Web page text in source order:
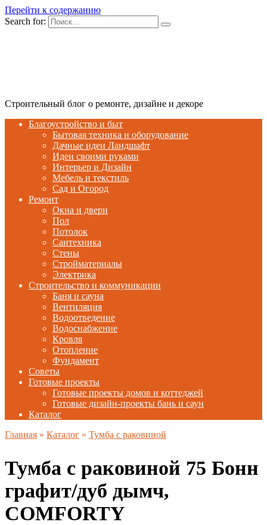
Перейти к содержанию
Search for:
Строительный блог о ремонте, дизайне и декоре
Благоустройство и быт
Бытовая техника и оборудование
Дачные идеи Ландшафт
Идеи своими руками
Интерьер и Дизайн
Мебель и текстиль
Сад и Огород
Ремонт
Окна и двери
Пол
Потолок
Сантехника
Стены
Стройматериалы
Электрика
Строительство и коммуникации
Баня и сауна
Вентиляция
Водоотведение
Водоснабжение
Кровля
Отопление
Фундамент
Советы
Готовые проекты
Готовые проекты домов и коттеджей
Готовые дизайн-проекты бань и саун
Каталог
Главная » Каталог » Тумба с раковиной
Тумба с раковиной 75 Бонн
графит/дуб дымч,
COMFORTY